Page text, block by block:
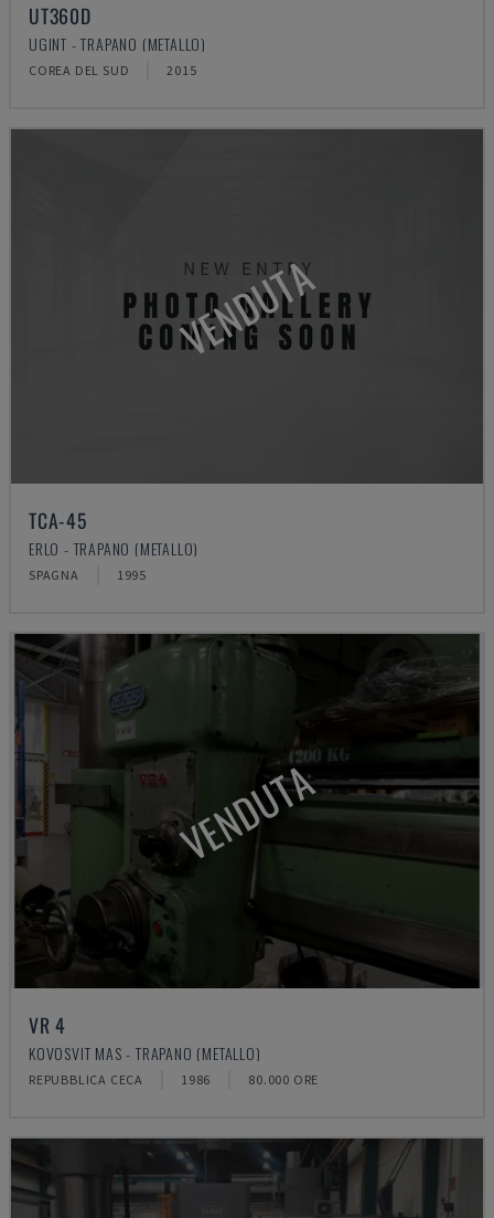
UT360D
UGINT - TRAPANO (METALLO)
COREA DEL SUD 2015
VENDUTA
TCA-45
ERLO - TRAPANO (METALLO)
SPAGNA 1995
VENDUTA
VR 4
KOVOSVIT MAS - TRAPANO (METALLO)
REPUBBLICA CECA 1986 80.000 ORE